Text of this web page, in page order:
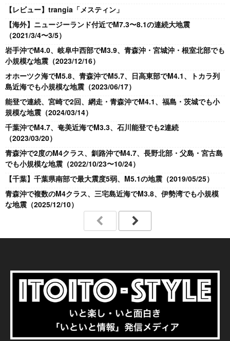
【レビュー】trangia「メスティン」
【海外】ニュージーランド付近でM7.3〜8.1の連続大地震
（2021/3/4〜3/5）
岩手沖でM4.0、岐阜中西部でM3.9、青森沖・宮城沖・根室北部でも
小規模な地震（2023/12/16）
オホーツク海でM5.8、青森沖でM5.7、日高東部でM4.1、トカラ列
島近海でも小規模な地震（2023/06/17）
能登で連続、宮崎で2回、網走・青森沖でM4.1、福島・茨城でも小
規模な地震（2024/03/14）
千葉沖でM4.7、奄美近海でM3.3、石川能登でも2連続
（2023/03/20）
青森沖で2度のM4クラス、釧路沖でM4.7、長野北部・父島・宮古島
でも小規模な地震（2022/10/23〜10/24）
【千葉】千葉県南部で最大震度5弱、M5.1の地震（2019/05/25）
青森沖で複数のM4クラス、三宅島近海でM3.8、伊勢湾でも小規模
な地震（2025/12/10）